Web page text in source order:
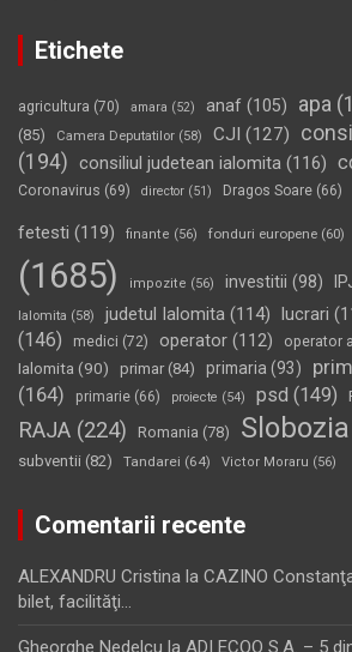
Etichete
agricultura (70) amara (52) anaf (105) apa
(85)
Camera Deputatilor (58) CJI (127)
(194) consiliul judetean ialomita (116)
Coronavirus (69) director (51) Dragos Soare (66)
fetesti (119) finante (56) fonduri europene (60)
(1685)
impozite (56) investitii (98)
Ialomita (58) judetul Ialomita (114) lucrari
(146)
medici (72) operator (112) operator
Ialomita (90) primar(84) primaria (93)
(164)
primarie (66) proiecte (54) psd (149)
RAJA (224) Romania (78) Slobozia
subventii (82) Tandarei (64) Victor Moraru (56)
Comentarii recente
ALEXANDRU Cristina la CAZINO
bilet, facilităţi…
Gheorghe Nedelcu la ADI ECOO S.A. – 5